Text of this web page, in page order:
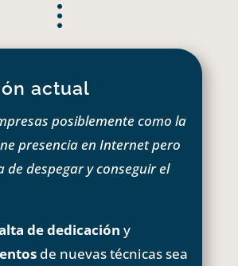
actual
posiblemente como la
presencia en Internet pero
de despegar y conseguir el
de dedicación y
de nuevas técnicas sea